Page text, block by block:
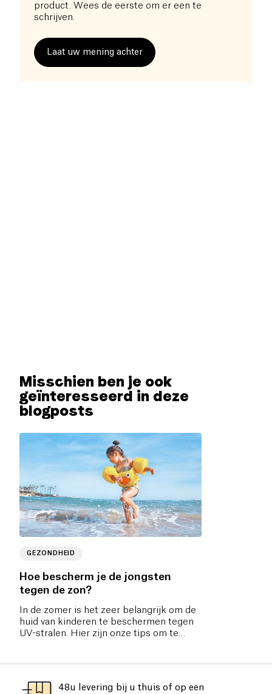
product. Wees de eerste om er een te
schrijven.
Laat uw mening achter
Misschien ben je ook
geïnteresseerd in deze
blogposts
GEZONDHEID
Hoe bescherm je de jongsten
tegen de zon?
In de zomer is het zeer belangrijk om de
huid van kinderen te beschermen tegen
UV-stralen. Hier zijn onze tips om te
48u levering bij u thuis of op een